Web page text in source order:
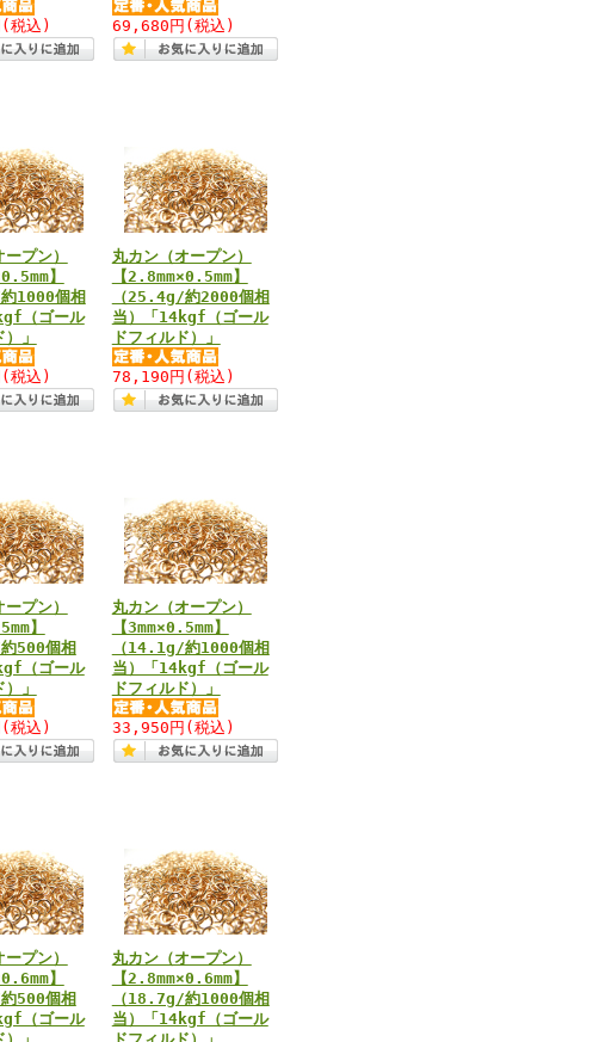
(税込) 69,680円 (税込)
プン）
】
1000個相
（ゴール
」
(税込)
丸カン（オープン）
【2.8mm×0.5mm】
（25.4g/約2000個相
当）「14kgf（ゴール
ドフィルド）」
78,190円 (税込)
プン）
】
500個相
（ゴール
」
(税込)
丸カン（オープン）
【3mm×0.5mm】
（14.1g/約1000個相
当）「14kgf（ゴール
ドフィルド）」
33,950円 (税込)
プン）
】
500個相
（ゴール
丸カン（オープン）
【2.8mm×0.6mm】
（18.7g/約1000個相
当）「14kgf（ゴール